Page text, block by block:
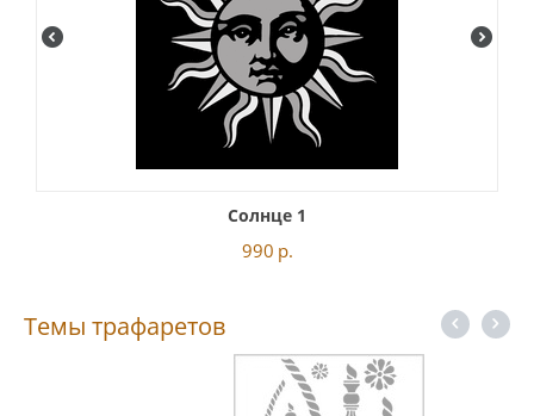
Солнце 1
990 р.
Темы трафаретов